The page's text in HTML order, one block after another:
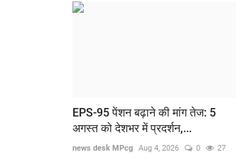
EPS-95 पेंशन बढ़ाने की मांग तेज: 5
अगस्त को देशभर में प्रदर्शन,...
news desk MPcg Aug 4, 2026 0 27